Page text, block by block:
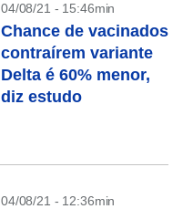
04/08/21 - 15:46min
Chance de vacinados
contraírem variante
Delta é 60% menor,
diz estudo
04/08/21 - 12:36min